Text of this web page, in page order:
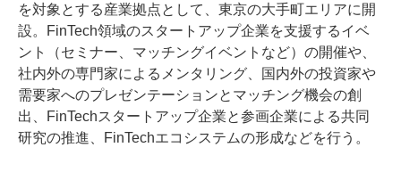
を対象とする産業拠点として、東京の大手町エリアに開
設。FinTech領域のスタートアップ企業を支援するイベ
ント（セミナー、マッチングイベントなど）の開催や、
社内外の専門家によるメンタリング、国内外の投資家や
需要家へのプレゼンテーションとマッチング機会の創
出、FinTechスタートアップ企業と参画企業による共同
研究の推進、FinTechエコシステムの形成などを行う。